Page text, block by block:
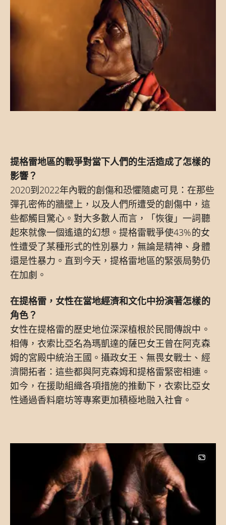
提格雷地區的戰爭對當下人們的生活造成了怎樣的
影響？
2020到2022年內戰的創傷和恐懼隨處可見：在那些
彈孔密佈的牆壁上，以及人們所遭受的創傷中，這
些都觸目驚心。對大多數人而言，「恢復」一詞聽
起來就像一個遙遠的幻想。提格雷戰爭使43%的女
性遭受了某種形式的性別暴力，無論是精神、身體
還是性暴力。直到今天，提格雷地區的緊張局勢仍
在加劇。
在提格雷，女性在當地經濟和文化中扮演著怎樣的
角色？
女性在提格雷的歷史地位深深植根於民間傳說中。
相傳，衣索比亞名為瑪凱達的薩巴女王曾在阿克森
姆的宮殿中統治王國。攝政女王、無畏女戰士、經
濟開拓者：這些都與阿克森姆和提格雷緊密相連。
如今，在援助組織各項措施的推動下，衣索比亞女
性通過香料磨坊等專案更加積極地融入社會。